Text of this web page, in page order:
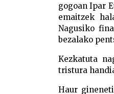
gogoan Ipar
emaitzek
Nagusiko
bezalako
Kezkatuta
tristura
Haur